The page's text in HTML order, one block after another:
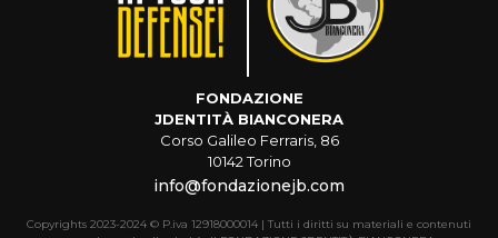
FONDAZIONE
JDENTITÀ BIANCONERA
Corso Galileo Ferraris, 86
10142 Torino
info@fondazionejb.com
Copyrights 2023-2024 © P.iva 12918000014 | Tutti i diritti su materiali e contenuti